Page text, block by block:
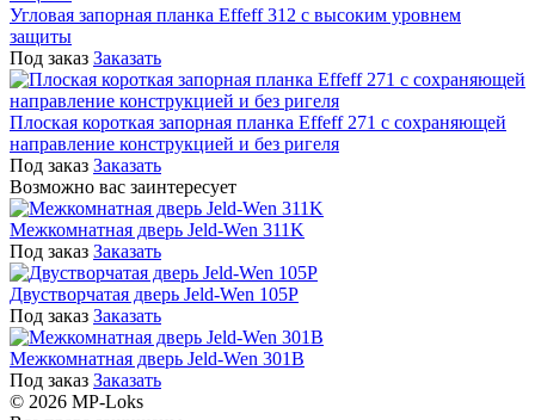
Угловая запорная планка Effeff 312 с высоким уровнем
защиты
Под заказ Заказать
Плоская короткая запорная планка Effeff 271 с сохраняющей
направление конструкцией и без ригеля
Под заказ Заказать
Возможно вас заинтересует
Межкомнатная дверь Jeld-Wen 311K
Под заказ Заказать
Двустворчатая дверь Jeld-Wen 105P
Под заказ Заказать
Межкомнатная дверь Jeld-Wen 301B
Под заказ Заказать
© 2026 MP-Loks